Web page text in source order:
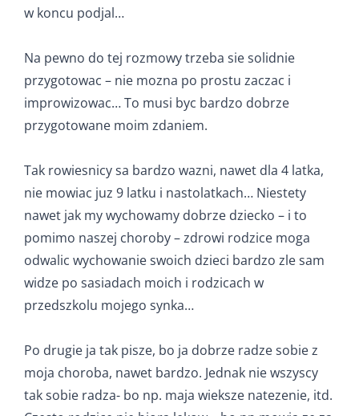
w koncu podjal…
Na pewno do tej rozmowy trzeba sie solidnie
przygotowac – nie mozna po prostu zaczac i
improwizowac… To musi byc bardzo dobrze
przygotowane moim zdaniem.
Tak rowiesnicy sa bardzo wazni, nawet dla 4 latka,
nie mowiac juz 9 latku i nastolatkach… Niestety
nawet jak my wychowamy dobrze dziecko – i to
pomimo naszej choroby – zdrowi rodzice moga
odwalic wychowanie swoich dzieci bardzo zle sam
widze po sasiadach moich i rodzicach w
przedszkolu mojego synka…
Po drugie ja tak pisze, bo ja dobrze radze sobie z
moja choroba, nawet bardzo. Jednak nie wszyscy
tak sobie radza- bo np. maja wieksze natezenie, itd.